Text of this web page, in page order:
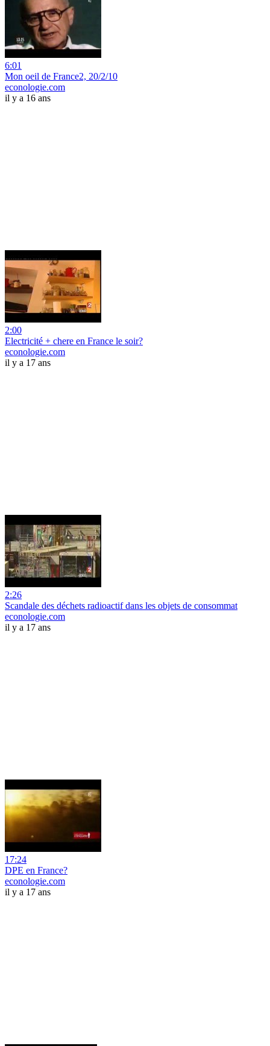
6:01
Mon oeil de France2, 20/2/10
econologie.com
il y a 16 ans
2:00
Electricité + chere en France le soir?
econologie.com
il y a 17 ans
2:26
Scandale des déchets radioactif dans les objets de consommat
econologie.com
il y a 17 ans
17:24
DPE en France?
econologie.com
il y a 17 ans